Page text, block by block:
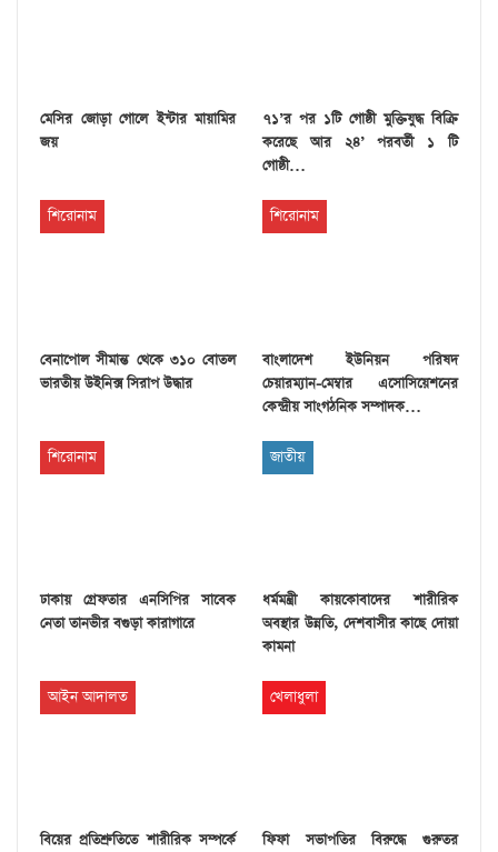
মেসির জোড়া গোলে ইন্টার মায়ামির
জয়
৭১’র পর ১টি গোষ্ঠী মুক্তিযুদ্ধ বিক্রি
করেছে আর ২৪’ পরবর্তী ১ টি
গোষ্ঠী…
শিরোনাম
বেনাপোল সীমান্ত থেকে ৩১০ বোতল
ভারতীয় উইনিক্স সিরাপ উদ্ধার
শিরোনাম
বাংলাদেশ ইউনিয়ন পরিষদ
চেয়ারম্যান-মেম্বার এসোসিয়েশনের
কেন্দ্রীয় সাংগঠনিক সম্পাদক…
শিরোনাম
ঢাকায় গ্রেফতার এনসিপির সাবেক
নেতা তানভীর বগুড়া কারাগারে
জাতীয়
ধর্মমন্ত্রী কায়কোবাদের শারীরিক
অবস্থার উন্নতি, দেশবাসীর কাছে দোয়া
কামনা
আইন আদালত
বিয়ের প্রতিশ্রুতিতে শারীরিক সম্পর্কে
খেলাধুলা
ফিফা সভাপতির বিরুদ্ধে গুরুতর